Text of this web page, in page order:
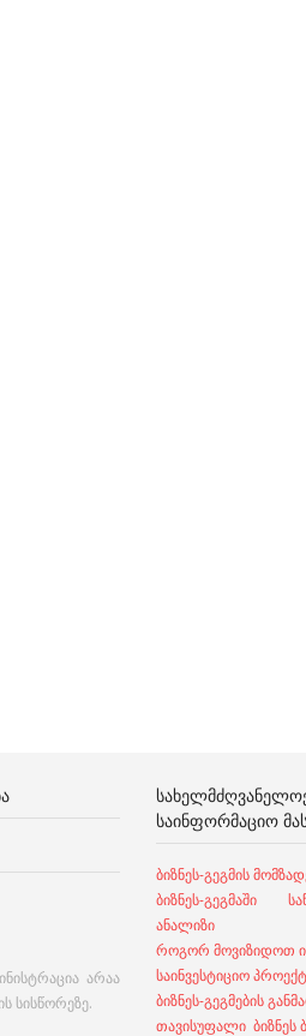
არაა
სისწორეზე.
ᲡᲐᲘᲜᲤᲝᲠᲛᲐᲪᲘᲝ
ბიზნეს-გეგმის
ბიზნეს-გეგმაში
ანალიზი
როგორ მოვიზიდოთ
საინვესტიციო
ბიზნეს-გეგმების
თავისუფალი ბიზნეს